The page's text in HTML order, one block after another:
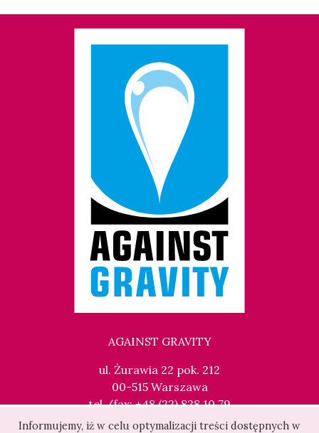
Informujemy, iż w celu optymalizacji treści dostępnych w
AGAINST GRAVITY
ul. Żurawia 22 pok. 212
00-515 Warszawa
tel./fax: +48 (22) 828 10 79
kontakt@againstgravity.pl